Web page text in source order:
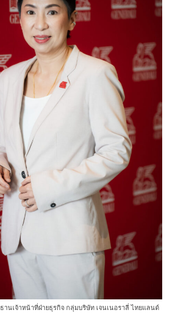
านเจ้าหน้าที่ฝ่ายธุรกิจ กลุ่มบริษัท เจนเนอราลี่ ไทยแลนด์